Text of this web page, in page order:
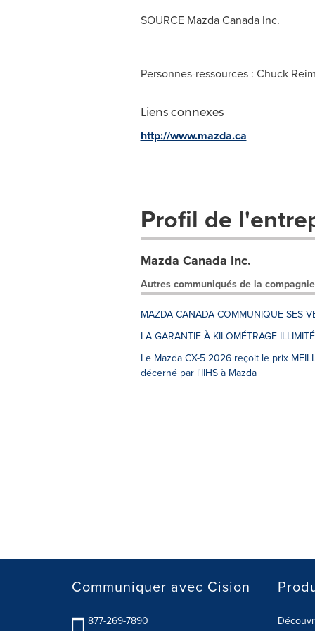
SOURCE Mazda Canada Inc.
Personnes-ressources : Chuck
Liens connexes
http://www.mazda.ca
Profil de
Mazda Canada Inc.
Autres communiqués de la compagnie
MAZDA CANADA COMMUNIQUE SES
LA GARANTIE À KILOMÉTRAGE
Le Mazda CX-5 2026 reçoit le prix
décerné par l'IIHS à Mazda
Communiquer avec Cision
877-269-7890